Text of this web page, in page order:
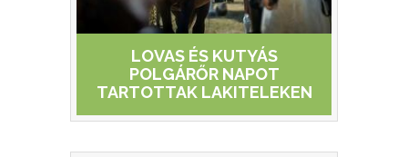
LOVAS ÉS KUTYÁS
POLGÁRŐR NAPOT
TARTOTTAK LAKITELEKEN